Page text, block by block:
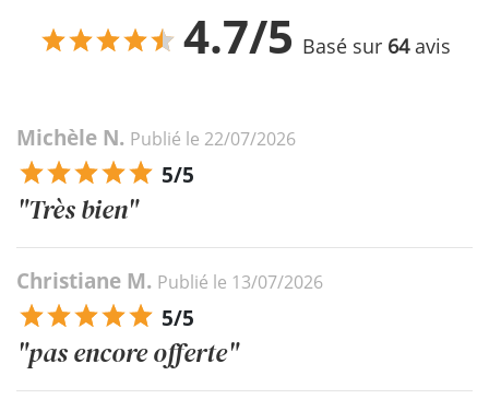
4.7/5 Basé sur 64avis
Michèle N. Publié le 22/07/2026
5/5
"Très bien"
Christiane M. Publié le 13/07/2026
5/5
"pas encore offerte"